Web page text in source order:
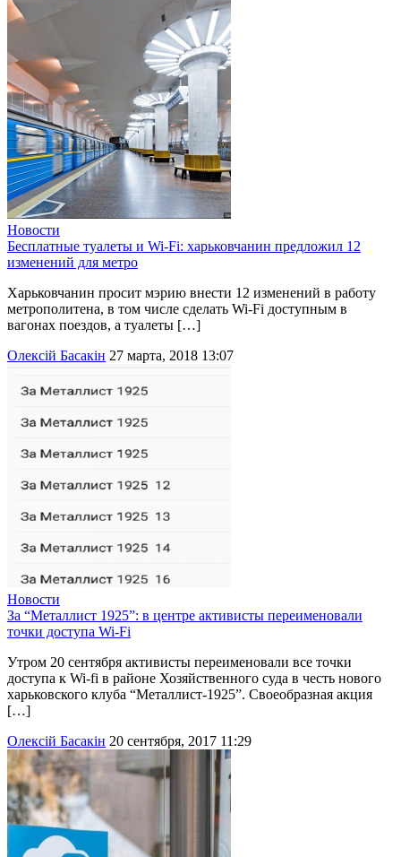
Новости
Бесплатные туалеты и Wi-Fi: харьковчанин предложил 12
изменений для метро
Харьковчанин просит мэрию внести 12 изменений в работу
метрополитена, в том числе сделать Wi-Fi доступным в
вагонах поездов, а туалеты […]
Олексій Басакін 27 марта, 2018 13:07
Новости
За “Металлист 1925”: в центре активисты переименовали
точки доступа Wi-Fi
Утром 20 сентября активисты переименовали все точки
доступа к Wi-fi в районе Хозяйственного суда в честь нового
харьковского клуба “Металлист-1925”. Своеобразная акция
[…]
Олексій Басакін 20 сентября, 2017 11:29